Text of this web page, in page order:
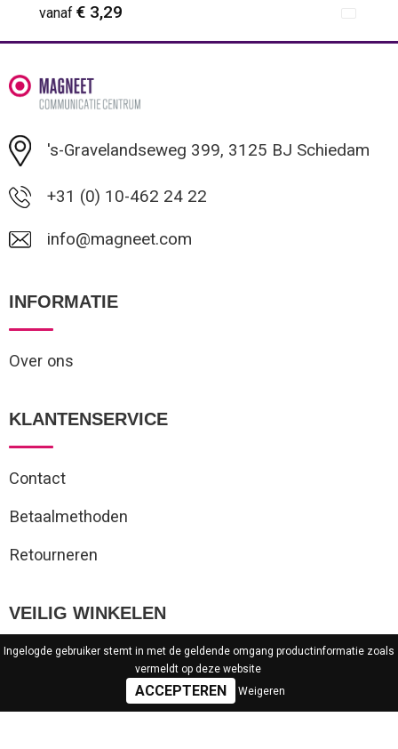
vanaf € 3,29
Minimale afname: 1
's-Gravelandseweg 399, 3125 BJ Schiedam
+31 (0) 10-462 24 22
info@magneet.com
INFORMATIE
Over ons
KLANTENSERVICE
Contact
Betaalmethoden
Retourneren
VEILIG WINKELEN
Algemene voorwaarden
Privacyverklaring
Ingelogde gebruiker stemt in met de geldende omgang productinformatie zoals
vermeldt op deze website
Weigeren